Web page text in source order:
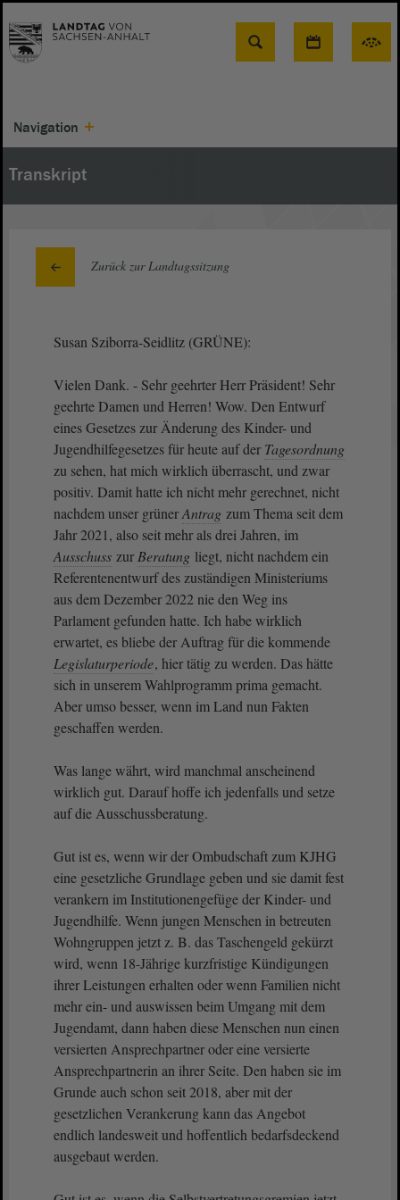
Suche
Navigation
Transkript
Zurück zur Landtagssitzung
Susan Sziborra-Seidlitz (GRÜNE):
Vielen Dank. - Sehr geehrter Herr Präsident! Sehr
geehrte Damen und Herren! Wow. Den Entwurf
eines Gesetzes zur Änderung des Kinder- und
Jugendhilfegesetzes für heute auf der Tagesordnung
zu sehen, hat mich wirklich überrascht, und zwar
positiv. Damit hatte ich nicht mehr gerechnet, nicht
nachdem unser grünerAntrag zum Thema seit dem
Jahr 2021, also seit mehr als drei Jahren, im
Ausschuss zur Beratung liegt, nicht nachdem ein
Referentenentwurf des zuständigen Ministeriums
aus dem Dezember 2022 nie den Weg ins
Parlament gefunden hatte. Ich habe wirklich
erwartet, es bliebe der Auftrag für die kommende
Legislaturperiode, hier tätig zu werden. Das hätte
sich in unserem Wahlprogramm prima gemacht.
Aber umso besser, wenn im Land nun Fakten
geschaffen werden.
Was lange währt, wird manchmal anscheinend
wirklich gut. Darauf hoffe ich jedenfalls und setze
auf die Ausschussberatung.
Gut ist es, wenn wir der Ombudschaft zum KJHG
eine gesetzliche Grundlage geben und sie damit fest
verankern im Institutionengefüge der Kinder- und
Jugendhilfe. Wenn jungen Menschen in betreuten
Wohngruppen jetzt z. B. das Taschengeld gekürzt
wird, wenn 18-Jährige kurzfristige Kündigungen
ihrer Leistungen erhalten oder wenn Familien nicht
mehr ein- und auswissen beim Umgang mit dem
Jugendamt, dann haben diese Menschen nun einen
versierten Ansprechpartner oder eine versierte
Ansprechpartnerin an ihrer Seite. Den haben sie im
Grunde auch schon seit 2018, aber mit der
gesetzlichen Verankerung kann das Angebot
endlich landesweit und hoffentlich bedarfsdeckend
ausgebaut werden.